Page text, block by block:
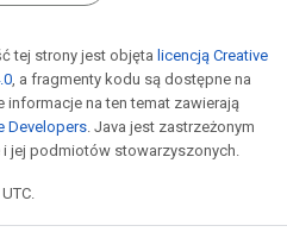
tej strony jest objęta licencją Creative
, a fragmenty kodu są dostępne na
informacje na ten temat zawierają
Developers. Java jest zastrzeżonym
i jej podmiotów stowarzyszonych.